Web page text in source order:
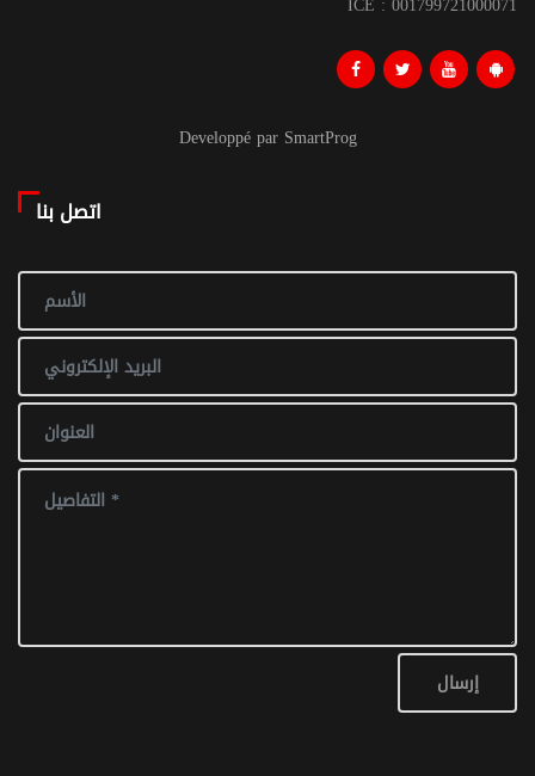
Developpé par SmartProg
اتصل بنا